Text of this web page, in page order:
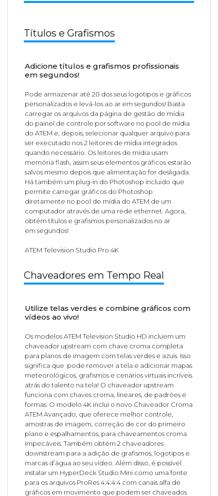
Títulos e Grafismos
Adicione títulos e grafismos profissionais
em segundos!
Pode armazenar até 20 dos seus logotipos e gráficos
personalizados e levá-los ao ar em segundos! Basta
carregar os arquivos da página de gestão de mídia
do painel de controle por software no pool de mídia
do ATEM e, depois, selecionar qualquer arquivo para
ser executado nos 2 leitores de mídia integrados
quando necessário. Os leitores de mídia usam
memória flash, assim seus elementos gráficos estarão
salvos mesmo depois que alimentação for desligada.
Há também um plug-in do Photoshop incluido que
permite carregar gráficos do Photoshop
diretamente no pool de mídia do ATEM de um
computador através de uma rede ethernet. Agora,
obtém títulos e grafismos personalizados no ar
em segundos!
ATEM Television Studio Pro 4K
Chaveadores em Tempo Real
Utilize telas verdes e combine gráficos com
vídeos ao vivo!
Os modelos ATEM Television Studio HD incluem um
chaveador upstream com chave croma completa
para planos de imagem com telas verdes e azuis. Isso
significa que pode remover a tela e adicionar mapas
meteorológicos, grafismos e cenários virtuais incríveis
atrás do talento na tela! O chaveador upstream
funciona com chaves croma, lineares, de padrões e
formas. O modelo 4K inclui o novo Chaveador Croma
ATEM Avançado, que oferece melhor controle,
amostras de imagem, correção de cor do primeiro
plano e espalhamentos, para chaveamentos croma
impecáveis. Também obtém 2 chaveadores
downstream para a adição de grafismos, logotipos e
marcas d’água ao seu vídeo. Além disso, é possível
instalar um HyperDeck Studio Mini como uma fonte
para os arquivos ProRes 4:4:4:4 com canais alfa de
gráficos em movimento que podem ser chaveados